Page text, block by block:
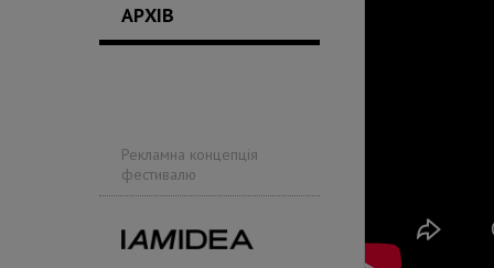
АРХІВ
Рекламна концепція
фестивалю